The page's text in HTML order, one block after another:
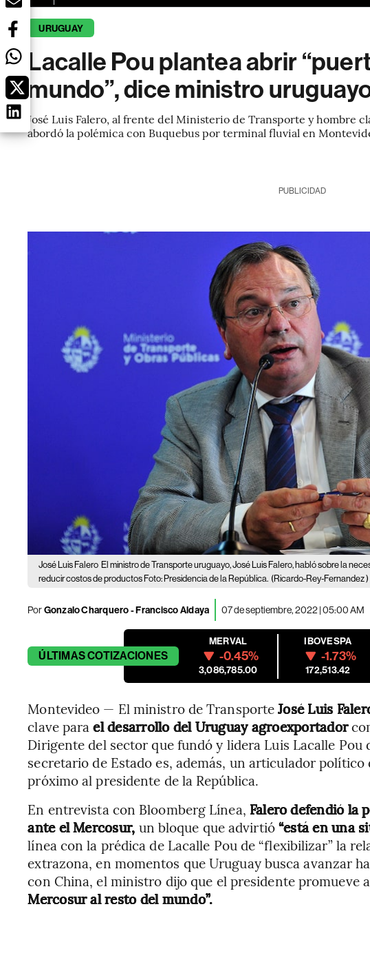
URUGUAY
Lacalle Pou plantea abrir
mundo”, dice ministro
José Luis Falero, al frente del Ministerio de Transporte y hombre
abordó la polémica con Buquebus por terminal fluvial en
PUBLICIDAD
José Luis Falero El ministro de Transporte uruguayo, José Luis Falero, habló sobre la
reducir costos de productos Foto: Presidencia de la República. (Ricardo-Rey-Fernandez )
PorGonzalo Charquero-Francisco Aldaya 07 de septiembre, 2022 | 05:00 AM
ÚLTIMASCOTIZACIONES
MERVAL
-0.45%
3,086,785.00
IBOVESPA
-1.73%
172,513.42
Montevideo — El ministro de TransporteJosé Luis
clave parael desarrollo del Uruguay agroexportador
Dirigente del sector que fundó y lidera Luis Lacalle
secretario de Estado es, además, un articulador
próximo al presidente de la República.
En entrevista con Bloomberg Línea, Falero defendió la
ante el Mercosur, un bloque que advirtió“está en una
línea con la prédica de Lacalle Pou de “flexibilizar” la
extrazona, en momentos que Uruguay busca avanzar
con China, el ministro dijo que el presidente promueve
Mercosur al resto del mundo”.